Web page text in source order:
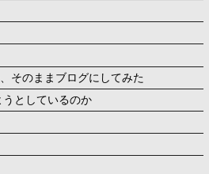
そのままブログにしてみた
うとしているのか